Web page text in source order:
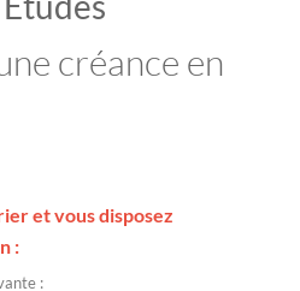
créance en
et vous disposez
:
: